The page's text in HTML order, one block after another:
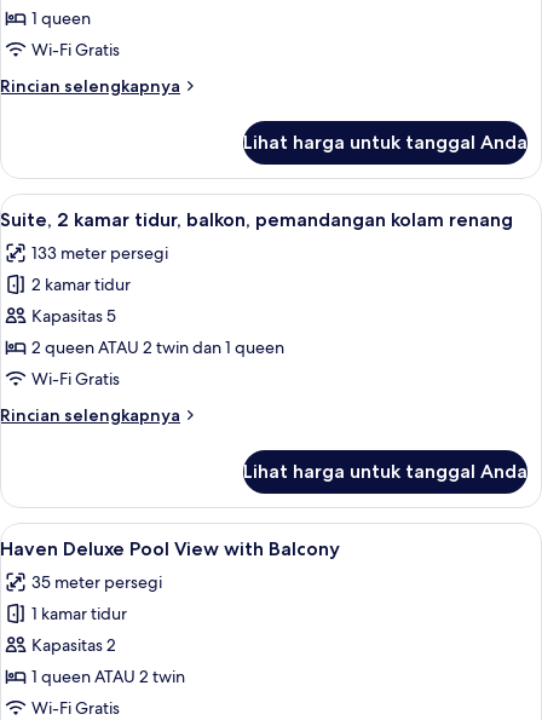
1
kamar
balkon,
renang
1 queen
Wi-Fi Gratis
Rincian selengkapnya
Rincian
Suite,
kamar
balkon,
pemandangan
renang
Lihat harga untuk tanggal Anda
Lihat
semua
foto
untuk
Suite,
2
kamar
balkon,
renang
Brankas, tempat tidur bayi gratis,
14
Suite, 2 kamar tidur, balkon, pemandangan kolam renang
133 meter persegi
2 kamar tidur
Kapasitas 5
2 queen ATAU 2 twin dan 1 queen
Wi-Fi Gratis
Rincian selengkapnya
Rincian
Suite,
kamar
balkon,
pemandangan
renang
Lihat harga untuk tanggal Anda
Lihat
semua
foto
untuk
Haven
Deluxe
Pool
Haven Deluxe Pool View with
7
Haven Deluxe Pool View with Balcony
35 meter persegi
1 kamar tidur
Kapasitas 2
1 queen ATAU 2 twin
Wi-Fi Gratis